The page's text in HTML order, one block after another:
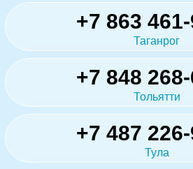
+7 863
Таганрог
+7 848
Тольятти
+7 487
Тула